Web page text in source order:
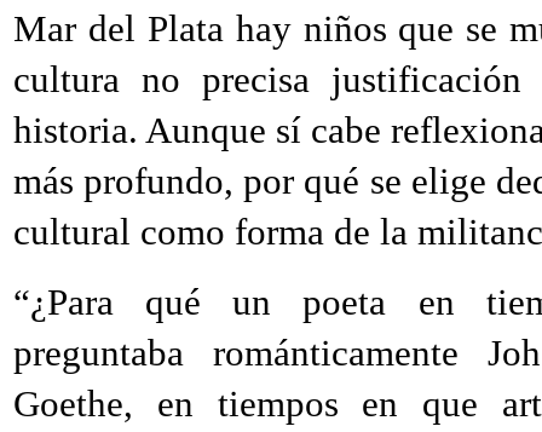
Mar del Plata hay niños que se
cultura no precisa
historia. Aunque sí cabe
más profundo, por qué se elige
cultural como forma de la
“¿Para qué un poeta en
preguntaba románticamente
Goethe, en tiempos en que